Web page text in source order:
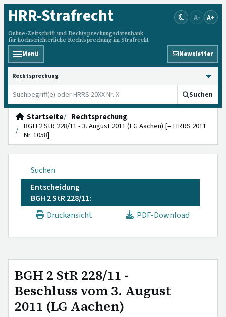
HRR-Strafrecht
Online-Zeitschrift und Rechtsprechungsdatenbank
für höchstrichterliche Rechtsprechung im Strafrecht
A- A+
Menü Newsletter
HRRS durchsuchen
Suchen
Startseite
Rechtsprechung
BGH 2 StR 228/11 - 3. August 2011 (LG Aachen) [= HRRS 2011
Nr. 1058]
Suchen
Entscheidung
BGH 2 StR 228/11:
Druckansicht
PDF-Download
BGH 2 StR 228/11 -
Beschluss vom 3. August
2011 (LG Aachen)